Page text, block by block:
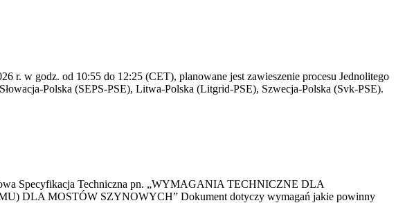
r. w godz. od 10:55 do 12:25 (CET), planowane jest zawieszenie procesu Jednolitego
Polska (SEPS-PSE), Litwa-Polska (Litgrid-PSE), Szwecja-Polska (Svk-PSE).
Specyfikacja Techniczna pn. „WYMAGANIA TECHNICZNE DLA
MOSTÓW SZYNOWYCH” Dokument dotyczy wymagań jakie powinny